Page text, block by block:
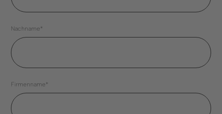
Nachname*
Firmenname*